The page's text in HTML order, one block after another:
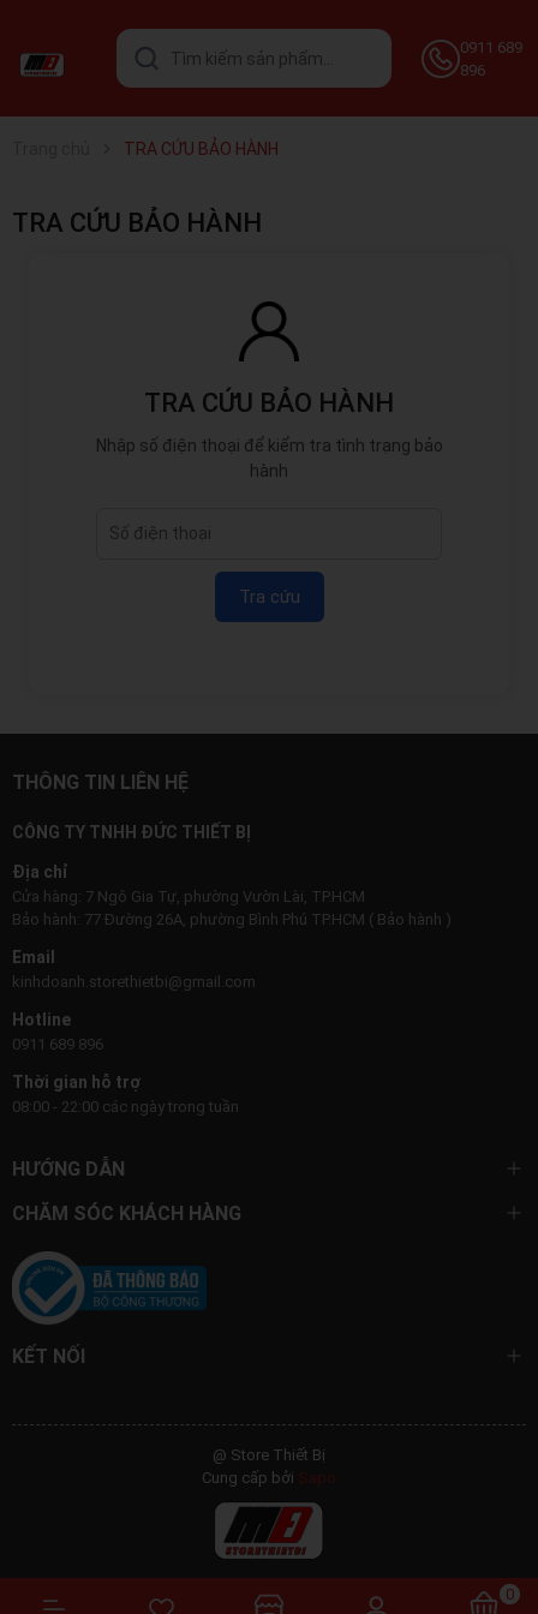
0911 689
896
0
TRA CỨU BẢO HÀNH
TRA CỨU BẢO HÀNH
TRA CỨU BẢO HÀNH
Nhập số điện thoại để kiểm tra tình trạng bảo
hành
Tra cứu
THÔNG TIN LIÊN HỆ
CÔNG TY TNHH ĐỨC THIẾT BỊ
Địa chỉ
Cửa hàng: 7 Ngô Gia Tự, phường Vườn Lài, TP.HCM
Bảo hành: 77 Đường 26A, phường Bình Phú TP.HCM ( Bảo hành )
Email
kinhdoanh.storethietbi@gmail.com
Hotline
0911 689 896
Thời gian hỗ trợ
08:00 - 22:00 các ngày trong tuần
HƯỚNG DẪN
CHĂM SÓC KHÁCH HÀNG
KẾT NỐI
@ Store Thiết Bị
Cung cấp bởi Sapo